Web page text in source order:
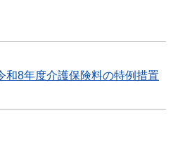
和8年度介護保険料の特例措置